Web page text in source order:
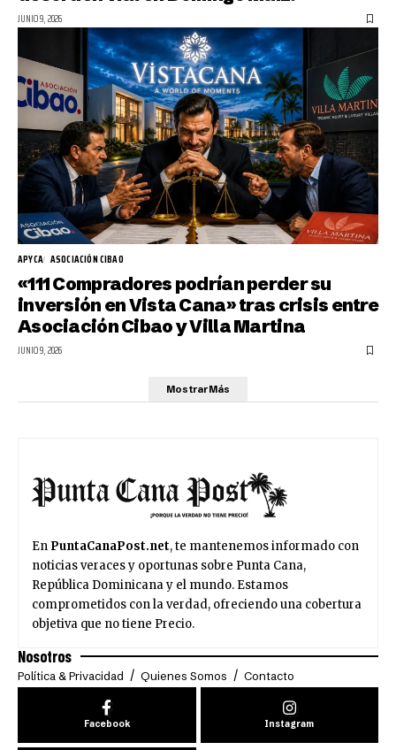
JUNIO 9, 2026
APYCA ASOCIACIÓN CIBAO
«111 Compradores podrían perder su
inversión en Vista Cana» tras crisis entre
Asociación Cibao y Villa Martina
JUNIO 9, 2026
Mostrar Más
En PuntaCanaPost.net, te mantenemos informado con
noticias veraces y oportunas sobre Punta Cana,
República Dominicana y el mundo. Estamos
comprometidos con la verdad, ofreciendo una cobertura
objetiva que no tiene Precio.
Nosotros
Política & Privacidad Quienes Somos Contacto
Facebook Instagram